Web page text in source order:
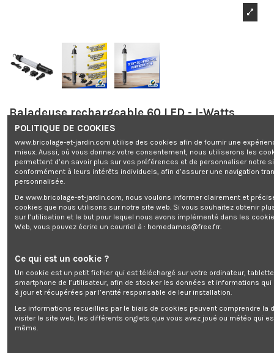
Baladeuse rechargeable 60 LED - I-Watts
Marque: I-WATTS
Derniers articles en stock
18,73 €
TTC
Baladeuse rechargeable 60 LED - I-Watts
Ajouter au panier
POLITIQUE DE COOKIES
www.bricolage-et-jardin.com utilise des cookies afin de fournir une
mieux. Aussi, où vous donnez votre consentement, nous utiliserons les
permettent d’en savoir plus sur vos préférences et de personnaliser notre
conformément à leurs intérêts individuels, afin d’assurer une navigation
personnalisée.
De www.bricolage-et-jardin.com, nous voulons informer clairement et
cookies que nous utilisons sur notre site web. Si vous souhaitez obtenir
sur l’utilisation et le but pour lequel nous avons implémenté dans les
Web, vous pouvez écrire un courriel à : homedames@free.frr.
Ce qui est un cookie ?
Un cookie est un petit fichier qui est téléchargé sur votre ordinateur,
smartphone de l’utilisateur, afin de stocker les données et informations
à jour et récupérées par l’entité responsable de leur installation.
Les informations recueillies par le biais de cookies peuvent comprendre la
visiter le site web, les différents onglets que vous avez joué ou météo qui
même.